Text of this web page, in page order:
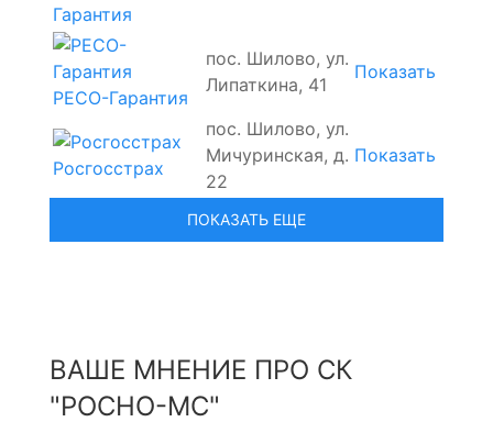
Гарантия
РЕСО-Гарантия
пос. Шилово, ул.
Липаткина, 41
Показать
Росгосстрах
пос. Шилово, ул.
Мичуринская, д.
22
Показать
ВАШЕ МНЕНИЕ ПРО СК
"РОСНО-МС"